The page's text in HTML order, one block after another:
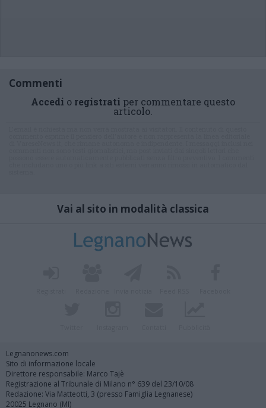
Commenti
Accedi o registrati per commentare questo
articolo.
Vai al sito in modalità classica
Legnanonews.com
Sito di informazione locale
Direttore responsabile: Marco Tajè
Registrazione al Tribunale di Milano n° 639 del 23/10/08
Redazione: Via Matteotti, 3 (presso Famiglia Legnanese)
20025 Legnano (MI)